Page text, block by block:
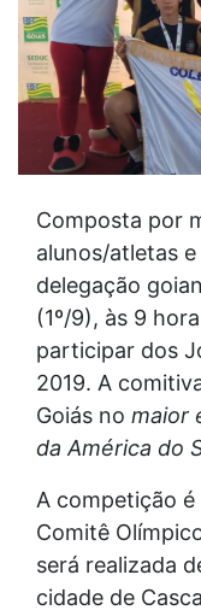
Composta por
alunos/atletas
delegação
(1º/9), às 9
participar dos
2019. A
Goiás no maior
da América do
A competição
Comitê
será realizada
cidade de